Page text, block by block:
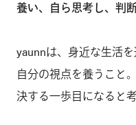
養い、自ら思考し、判
yaunnは、身近な生活
自分の視点を養うこと
決する一歩目になると